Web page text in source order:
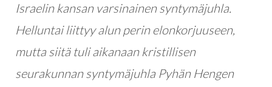
Israelin kansan varsinainen syntymäjuhla.
Helluntai liittyy alun perin elonkorjuuseen,
mutta siitä tuli aikanaan kristillisen
seurakunnan syntymäjuhla Pyhän Hengen